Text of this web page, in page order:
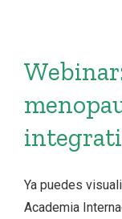
Ya puedes
Academia